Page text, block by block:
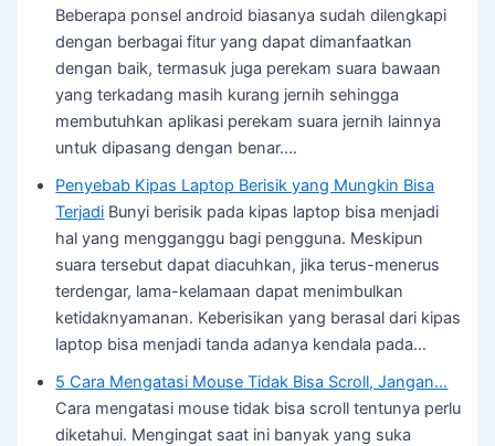
Beberapa ponsel android biasanya sudah dilengkapi
dengan berbagai fitur yang dapat dimanfaatkan
dengan baik, termasuk juga perekam suara bawaan
yang terkadang masih kurang jernih sehingga
membutuhkan aplikasi perekam suara jernih lainnya
untuk dipasang dengan benar.…
Penyebab Kipas Laptop Berisik yang Mungkin Bisa
Terjadi Bunyi berisik pada kipas laptop bisa menjadi
hal yang mengganggu bagi pengguna. Meskipun
suara tersebut dapat diacuhkan, jika terus-menerus
terdengar, lama-kelamaan dapat menimbulkan
ketidaknyamanan. Keberisikan yang berasal dari kipas
laptop bisa menjadi tanda adanya kendala pada…
5 Cara Mengatasi Mouse Tidak Bisa Scroll, Jangan…
Cara mengatasi mouse tidak bisa scroll tentunya perlu
diketahui. Mengingat saat ini banyak yang suka